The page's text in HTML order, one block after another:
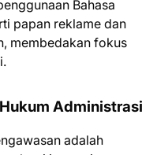
Bahasa
papan reklame dan
membedakan fokus
Administrasi
adalah